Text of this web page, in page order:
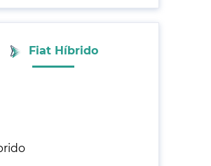
Fiat Híbrido